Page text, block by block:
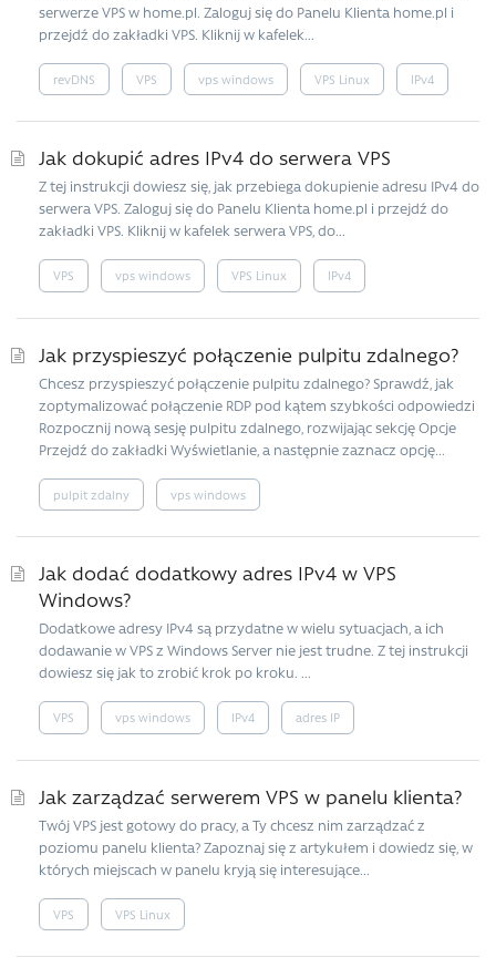
serwerze VPS w home.pl. Zaloguj się do Panelu Klienta home.pl i
przejdź do zakładki VPS. Kliknij w kafelek...
revDNS VPS vps windows VPS Linux IPv4
Jak dokupić adres IPv4 do serwera VPS
Z tej instrukcji dowiesz się, jak przebiega dokupienie adresu IPv4 do
serwera VPS. Zaloguj się do Panelu Klienta home.pl i przejdź do
zakładki VPS. Kliknij w kafelek serwera VPS, do...
VPS vps windows VPS Linux IPv4
Jak przyspieszyć połączenie pulpitu zdalnego?
Chcesz przyspieszyć połączenie pulpitu zdalnego? Sprawdź, jak
zoptymalizować połączenie RDP pod kątem szybkości odpowiedzi
Rozpocznij nową sesję pulpitu zdalnego, rozwijając sekcję Opcje
Przejdź do zakładki Wyświetlanie, a następnie zaznacz opcję...
pulpit zdalny vps windows
Jak dodać dodatkowy adres IPv4 w VPS
Windows?
Dodatkowe adresy IPv4 są przydatne w wielu sytuacjach, a ich
dodawanie w VPS z Windows Server nie jest trudne. Z tej instrukcji
dowiesz się jak to zrobić krok po kroku. ...
VPS vps windows IPv4 adres IP
Jak zarządzać serwerem VPS w panelu klienta?
Twój VPS jest gotowy do pracy, a Ty chcesz nim zarządzać z
poziomu panelu klienta? Zapoznaj się z artykułem i dowiedz się, w
których miejscach w panelu kryją się interesujące...
VPS VPS Linux